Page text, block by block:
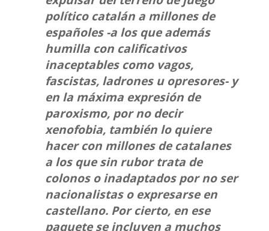
político catalán a millones de
españoles -a los que además
humilla con calificativos
inaceptables como vagos,
fascistas, ladrones u opresores- y
en la máxima expresión de
paroxismo, por no decir
xenofobia, también lo quiere
hacer con millones de catalanes
a los que sin rubor trata de
colonos o inadaptados por no ser
nacionalistas o expresarse en
castellano. Por cierto, en ese
paquete se incluyen a muchos